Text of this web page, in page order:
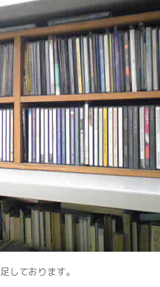
しております。